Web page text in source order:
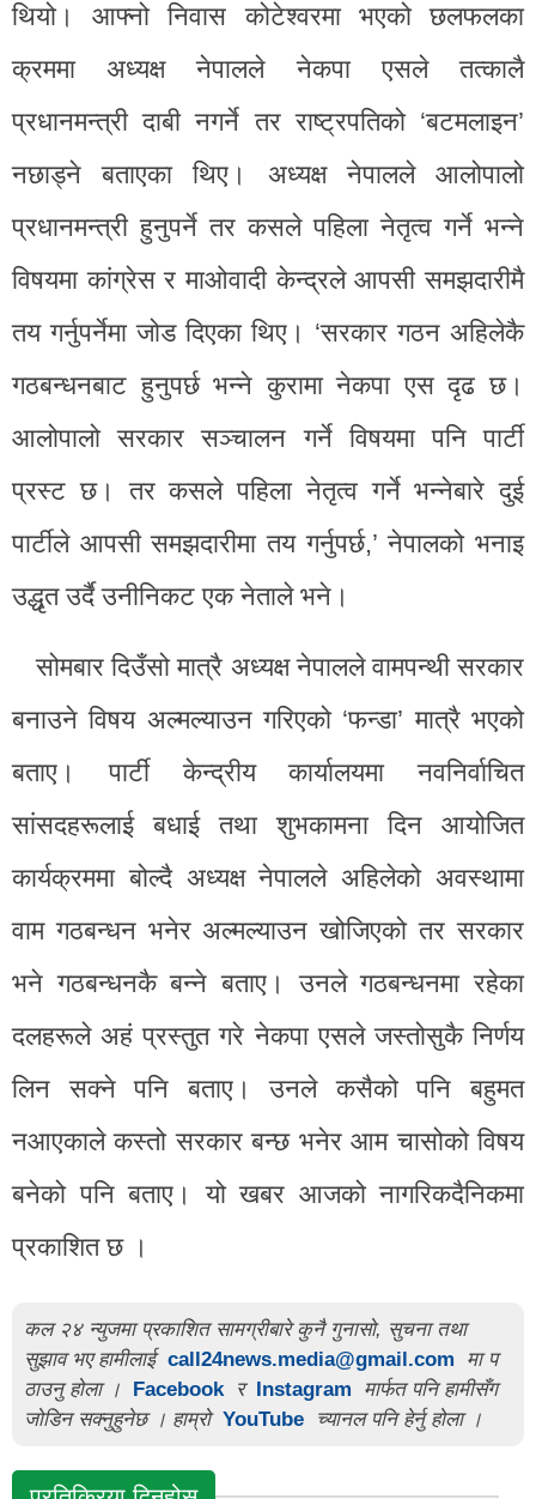
थियो। आफ्नो निवास कोटेश्वरमा भएको छलफलका
क्रममा अध्यक्ष नेपालले नेकपा एसले तत्कालै
प्रधानमन्त्री दाबी नगर्ने तर राष्ट्रपतिको ‘बटमलाइन’
नछाड्ने बताएका थिए। अध्यक्ष नेपालले आलोपालो
प्रधानमन्त्री हुनुपर्ने तर कसले पहिला नेतृत्व गर्ने भन्ने
विषयमा कांग्रेस र माओवादी केन्द्रले आपसी समझदारीमै
तय गर्नुपर्नेमा जोड दिएका थिए। ‘सरकार गठन अहिलेकै
गठबन्धनबाट हुनुपर्छ भन्ने कुरामा नेकपा एस दृढ छ।
आलोपालो सरकार सञ्चालन गर्ने विषयमा पनि पार्टी
प्रस्ट छ। तर कसले पहिला नेतृत्व गर्ने भन्नेबारे दुई
पार्टीले आपसी समझदारीमा तय गर्नुपर्छ,’ नेपालको भनाइ
उद्धृत उर्दै उनीनिकट एक नेताले भने।
सोमबार दिउँसो मात्रै अध्यक्ष नेपालले वामपन्थी सरकार
बनाउने विषय अल्मल्याउन गरिएको ‘फन्डा’ मात्रै भएको
बताए। पार्टी केन्द्रीय कार्यालयमा नवनिर्वाचित
सांसदहरूलाई बधाई तथा शुभकामना दिन आयोजित
कार्यक्रममा बोल्दै अध्यक्ष नेपालले अहिलेको अवस्थामा
वाम गठबन्धन भनेर अल्मल्याउन खोजिएको तर सरकार
भने गठबन्धनकै बन्ने बताए। उनले गठबन्धनमा रहेका
दलहरूले अहं प्रस्तुत गरे नेकपा एसले जस्तोसुकै निर्णय
लिन सक्ने पनि बताए। उनले कसैको पनि बहुमत
नआएकाले कस्तो सरकार बन्छ भनेर आम चासोको विषय
बनेको पनि बताए। यो खबर आजको नागरिकदैनिकमा
प्रकाशित छ ।
कल २४ न्युजमा प्रकाशित सामग्रीबारे कुनै गुनासो, सुचना तथा
सुझाव भए हामीलाई call24news.media@gmail.com
मा प
ठाउनु होला ।
Facebook र Instagram
मार्फत पनि हामीसँग
जोडिन सक्नुहुनेछ । हाम्रो YouTube च्यानल पनि हेर्नु होला ।